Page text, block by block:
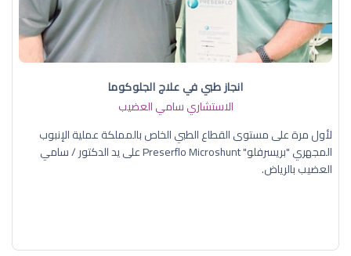
انجاز طبي في علاج الجلوكوما
الاستشاري سامي العضيب
لأول مرة على مستوى القطاع الطبي الخاص بالمملكة عملية الإنبوب
المجهري "بريسرفلو" Preserflo Microshunt على يد الدكتور / سامي
العضيب بالرياض.